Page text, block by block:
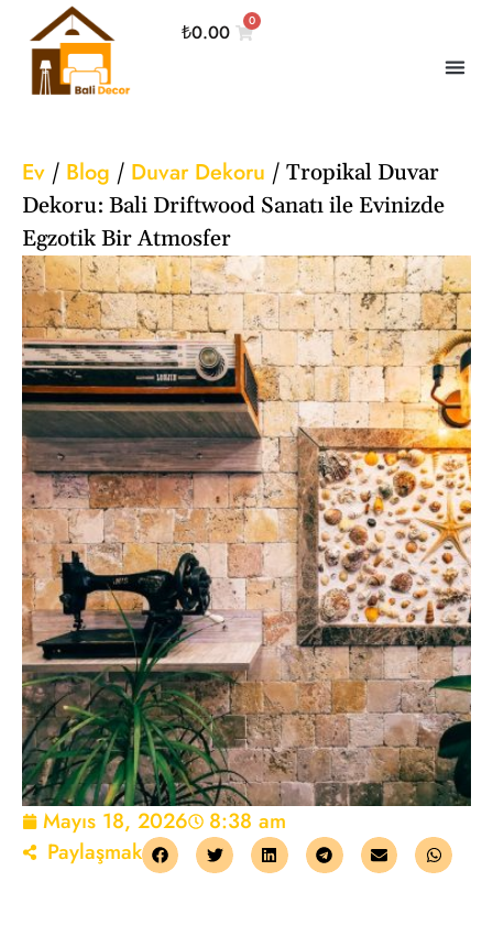
₺0.00 0
Ev / Blog / Duvar Dekoru / Tropikal Duvar
Dekoru: Bali Driftwood Sanatı ile Evinizde
Egzotik Bir Atmosfer
Mayıs 18, 2026
8:38 am
Paylaşmak